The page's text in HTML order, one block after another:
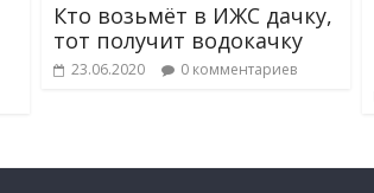
Кто возьмёт в ИЖС дачку,
тот получит водокачку
23.06.2020 0 комментариев